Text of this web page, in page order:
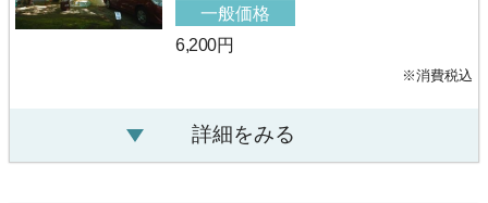
一般価格
6,200円
※消費税込
詳細をみる